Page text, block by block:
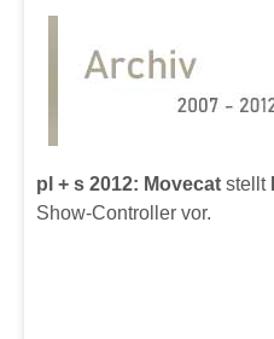
pl + s 2012: Movecat stellt
Show-Controller vor.